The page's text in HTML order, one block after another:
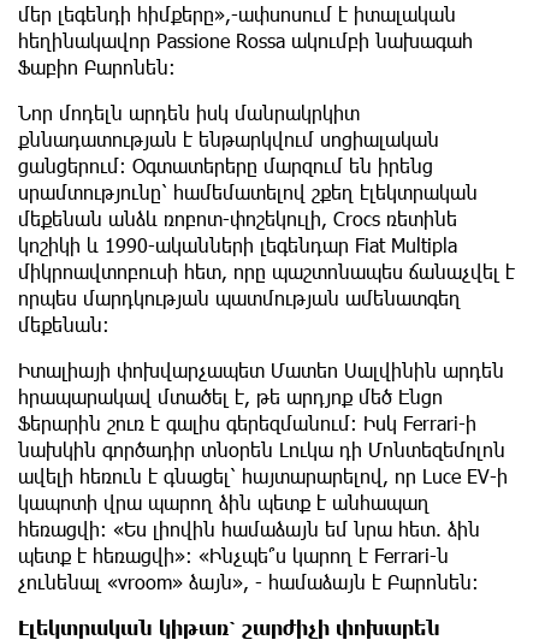
մեր լեգենդի հիմքերը»,-ափսոսում է իտալական
հեղինակավոր Passione Rossa ակումբի նախագահ
Ֆաբիո Բարոնեն։
Նոր մոդելն արդեն իսկ մանրակրկիտ
քննադատության է ենթարկվում սոցիալական
ցանցերում։ Օգտատերերը մարզում են իրենց
սրամտությունը՝ համեմատելով շքեղ էլեկտրական
մեքենան անձև ռոբոտ-փոշեկուլի, Crocs ռետինե
կոշիկի և 1990-ականների լեգենդար Fiat Multipla
միկրոավտոբուսի հետ, որը պաշտոնապես ճանաչվել է
որպես մարդկության պատմության ամենատգեղ
մեքենան։
Իտալիայի փոխվարչապետ Մատեո Սալվինին արդեն
հրապարակավ մտածել է, թե արդյոք մեծ Էնցո
Ֆերարին շուռ է գալիս գերեզմանում։ Իսկ Ferrari-ի
նախկին գործադիր տնօրեն Լուկա դի Մոնտեզեմոլոն
ավելի հեռուն է գնացել՝ հայտարարելով, որ Luce EV-ի
կապոտի վրա պարող ձին պետք է անհապաղ
հեռացվի։ «Ես լիովին համաձայն եմ նրա հետ. ձին
պետք է հեռացվի»։ «Ինչպե՞ս կարող է Ferrari-ն
չունենալ «vroom» ձայն», - համաձայն է Բարոնեն։
Էլեկտրական կիթառ՝ շարժիչի փոխարեն